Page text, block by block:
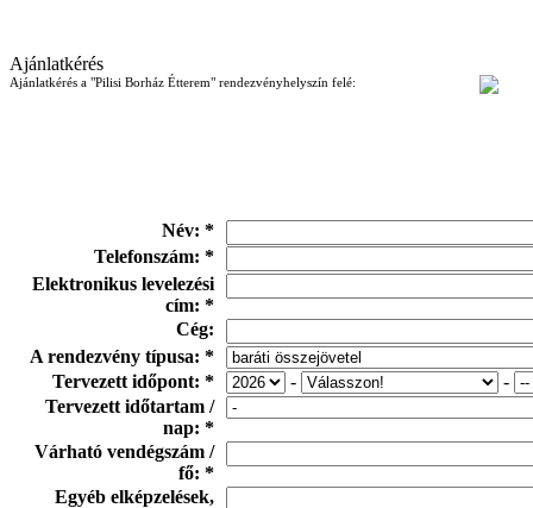
Ajánlatkérés
Ajánlatkérés a "Pilisi Borház Étterem" rendezvényhelyszín felé:
Név: *
Telefonszám: *
Elektronikus levelezési
cím: *
Cég:
A rendezvény típusa: *
Tervezett időpont: *
-
-
Tervezett időtartam /
nap: *
Várható vendégszám /
fő: *
Egyéb elképzelések,